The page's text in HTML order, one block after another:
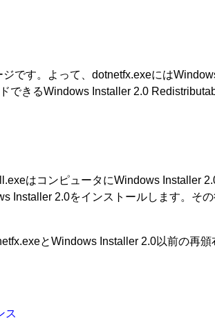
です。よって、dotnetfx.exeには
できるWindows Installer 2.0
はコンピュータにWindows Installer
Installer 2.0をインストールします。そ
とWindows Installer 2.0以前の再
ス